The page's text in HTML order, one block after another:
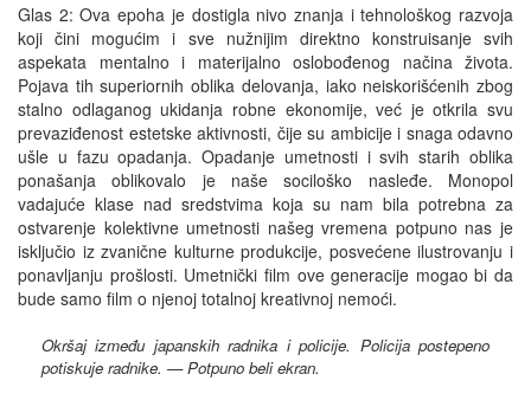
Glas 2: Ova epoha je dostigla nivo znanja i tehnološkog razvoja
koji čini mogućim i sve nužnijim direktno konstruisanje svih
aspekata mentalno i materijalno oslobođenog načina života.
Pojava tih superiornih oblika delovanja, iako neiskorišćenih zbog
stalno odlaganog ukidanja robne ekonomije, već je otkrila svu
prevaziđenost estetske aktivnosti, čije su ambicije i snaga odavno
ušle u fazu opadanja. Opadanje umetnosti i svih starih oblika
ponašanja oblikovalo je naše sociloško nasleđe. Monopol
vadajuće klase nad sredstvima koja su nam bila potrebna za
ostvarenje kolektivne umetnosti našeg vremena potpuno nas je
isključio iz zvanične kulturne produkcije, posvećene ilustrovanju i
ponavljanju prošlosti. Umetnički film ove generacije mogao bi da
bude samo film o njenoj totalnoj kreativnoj nemoći.
Okršaj između japanskih radnika i policije. Policija postepeno
potiskuje radnike. — Potpuno beli ekran.